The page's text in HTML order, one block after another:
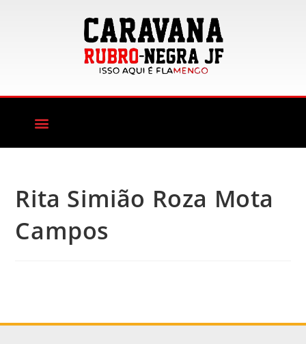
Rita Simião Roza Mota
Campos